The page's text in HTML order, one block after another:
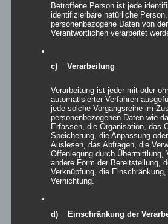
Vom Gentlemen’s Club zum
GALACTICA den Chesterfield-
Arnstadt zur …Weiterlesen »
Betroffene Person ist jede
identifizierbare natürliche
personenbezogene Daten von
Verantwortlichen verarbeitet
c) Verarbeitung
Verarbeitung ist jeder mit oder
automatisierter Verfahren
jede solche Vorgangsreihe im
personenbezogenen Daten wie
Erfassen, die Organisation, das
Speicherung, die Anpassung
Auslesen, das Abfragen, die
Offenlegung durch Übermittlung,
andere Form der Bereitstellung,
Verknüpfung, die
Vernichtung.
d) Einschränkung der